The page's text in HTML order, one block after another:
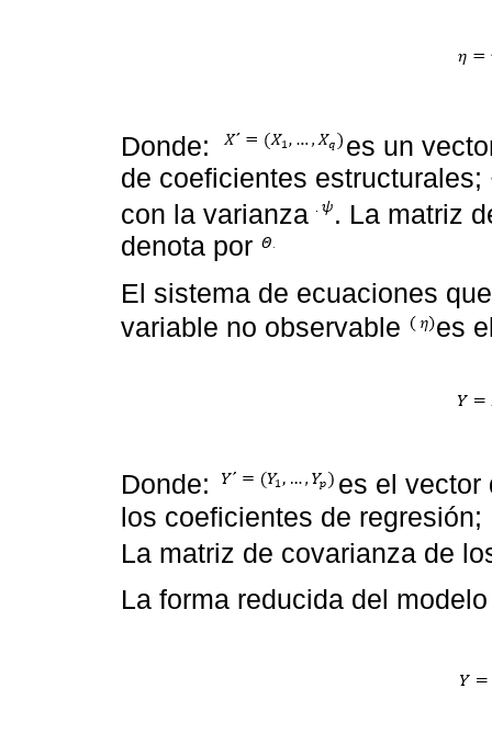
Donde:
es un
de coeficientes estructurales;
con la varianza
. La matriz
denota por
El sistema de ecuaciones
variable no observable
es
Donde:
es el
los coeficientes de regresión;
La matriz de covarianza de
La forma reducida del